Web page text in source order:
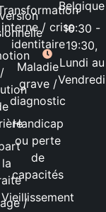
/
/
interne / crise
identitaire
Maladie
grave /
diagnostic
Handicap
ou perte
de
capacités
Vieillissement
Belgique
10:30 -
19:30,
Lundi au
Vendredi